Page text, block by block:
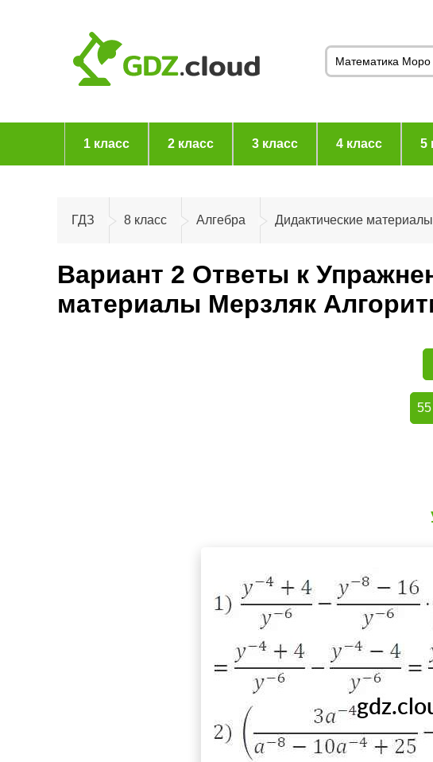
1 класс 2 класс 3 класс 4 класс 5
ГДЗ 8 класс Алгебра Дидактические
Вариант 2 Ответы к
материалы Мерзляк
55